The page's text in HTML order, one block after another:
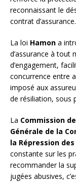
reconnaissant le
contrat d’assurance.
La loi Hamon a
d’assurance à tout
d’engagement,
concurrence entre
imposé aux
de résiliation, sous
La Commission
Générale de la
la Répression des
constante sur les
recommander la
jugées abusives,